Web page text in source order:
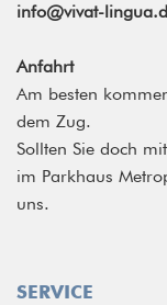
info@vivat-
Anfahrt
Am besten
dem Zug.
Sollten Sie doch
im Parkhaus
uns.
SERVICE